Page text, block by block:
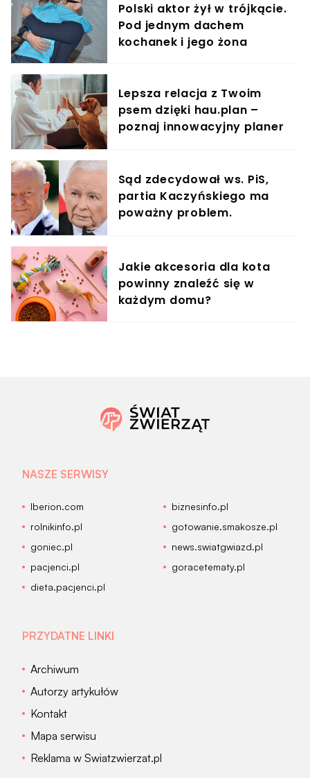
Polski aktor żył w trójkącie.
Pod jednym dachem
kochanek i jego żona
Lepsza relacja z Twoim
psem dzięki hau.plan –
poznaj innowacyjny planer
Sąd zdecydował ws. PiS,
partia Kaczyńskiego ma
poważny problem.
Jakie akcesoria dla kota
powinny znaleźć się w
każdym domu?
NASZE SERWISY
Iberion.com
biznesinfo.pl
rolnikinfo.pl
gotowanie.smakosze.pl
goniec.pl
news.swiatgwiazd.pl
pacjenci.pl
goracetematy.pl
dieta.pacjenci.pl
PRZYDATNE LINKI
Archiwum
Autorzy artykułów
Kontakt
Mapa serwisu
Reklama w Swiatzwierzat.pl